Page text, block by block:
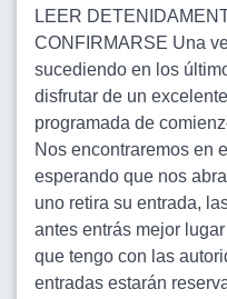
LEER
CONFIRMARSE Una
sucediendo en los
disfrutar de un
programada de
Nos encontraremos en
esperando que nos
uno retira su entrada,
antes entrás mejor
que tengo con las
entradas estarán